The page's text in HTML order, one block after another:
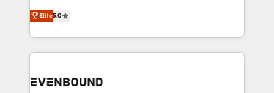
solutions and services, have allowed the group to
build an unrivaled offering portfolio on the market
helps mid-market revenue teams transform how
they sell, market, and serve. We don't just build your
HubSpot—we teach your team to own it, then stay
to help you keep winning. What We Do ⚙️ CRM
Data & Content 📈 Sales & Marketing Alignment +
Elite5.0